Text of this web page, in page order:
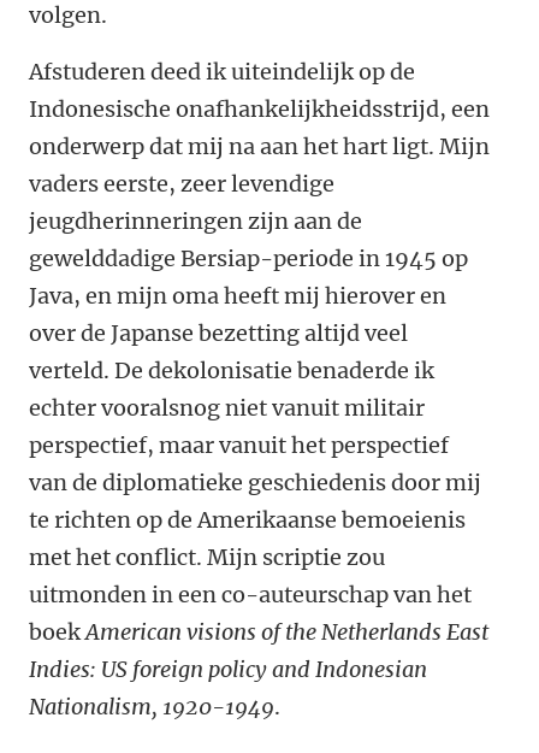
volgen.
Afstuderen deed ik uiteindelijk op de
Indonesische onafhankelijkheidsstrijd, een
onderwerp dat mij na aan het hart ligt. Mijn
vaders eerste, zeer levendige
jeugdherinneringen zijn aan de
gewelddadige Bersiap-periode in 1945 op
Java, en mijn oma heeft mij hierover en
over de Japanse bezetting altijd veel
verteld. De dekolonisatie benaderde ik
echter vooralsnog niet vanuit militair
perspectief, maar vanuit het perspectief
van de diplomatieke geschiedenis door mij
te richten op de Amerikaanse bemoeienis
met het conflict. Mijn scriptie zou
uitmonden in een co-auteurschap van het
boekAmerican visions of the Netherlands East
Indies: US foreign policy and Indonesian
Nationalism, 1920-1949.